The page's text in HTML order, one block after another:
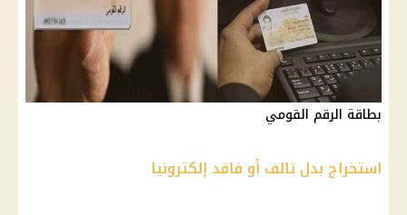
بطاقة الرقم القومي
استخراج بدل تالف أو فاقد إلكترونيا